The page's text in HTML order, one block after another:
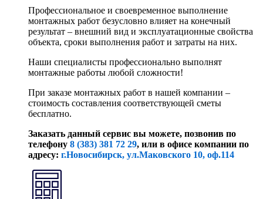
Профессиональное и своевременное выполнение
монтажных работ безусловно влияет на конечный
результат – внешний вид и эксплуатационные свойства
объекта, сроки выполнения работ и затраты на них.
Наши специалисты профессионально выполнят
монтажные работы любой сложности!
При заказе монтажных работ в нашей компании –
стоимость составления соответствующей сметы
бесплатно.
Заказать данный сервис вы можете, позвонив по
телефону 8 (383) 381 72 29, или в офисе компании по
адресу: г.Новосибирск, ул.Маковского 10, оф.114